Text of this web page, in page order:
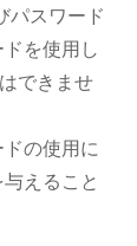
パスワード
を使用し
できませ
の使用に
えること